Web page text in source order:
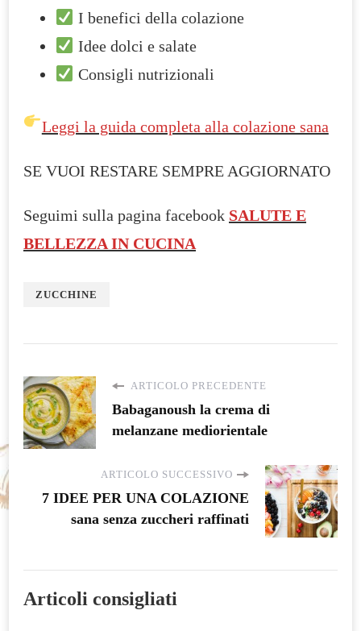
I benefici della colazione
Idee dolci e salate
Consigli nutrizionali
Leggi la guida completa alla colazione sana
SE VUOI RESTARE SEMPRE AGGIORNATO
Seguimi sulla pagina facebook SALUTE E
BELLEZZA IN CUCINA
ZUCCHINE
ARTICOLO PRECEDENTE
Babaganoush la crema di
melanzane mediorientale
ARTICOLO SUCCESSIVO
7 IDEE PER UNA COLAZIONE
sana senza zuccheri raffinati
Articoli consigliati